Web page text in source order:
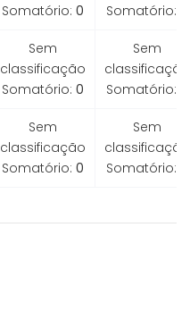
Somatório: 0
Somatório:
Sem
classificação
Somatório: 0
Sem
classificação
Somatório:
Sem
classificação
Somatório: 0
Sem
classificação
Somatório: